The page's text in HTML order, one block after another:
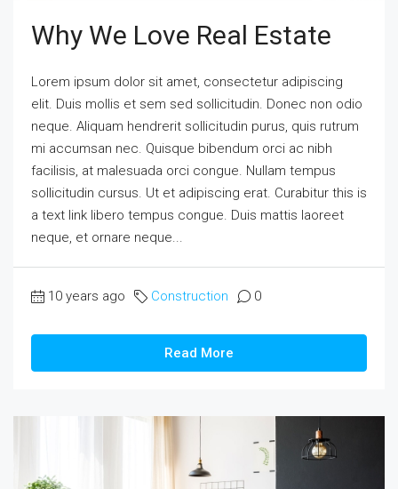
Why We Love Real Estate
Lorem ipsum dolor sit amet, consectetur adipiscing
elit. Duis mollis et sem sed sollicitudin. Donec non odio
neque. Aliquam hendrerit sollicitudin purus, quis rutrum
mi accumsan nec. Quisque bibendum orci ac nibh
facilisis, at malesuada orci congue. Nullam tempus
sollicitudin cursus. Ut et adipiscing erat. Curabitur this is
a text link libero tempus congue. Duis mattis laoreet
neque, et ornare neque...
10 years ago Construction 0
Read More